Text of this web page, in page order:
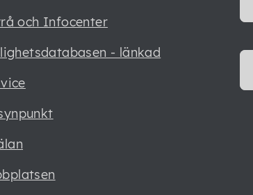
och Infocenter
- länkad